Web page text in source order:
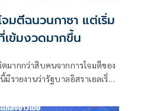
มตีฉนวนกาซา แต่เริ่ม
เข้มงวดมากขึ้น
มากกว่าสิบคนจากการโจมตีของ
รายงานว่ารัฐบาลอิสราเอลเริ่ม